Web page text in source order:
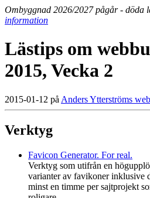
Ombyggnad 2026/2027 pågår - döda
information
Lästips om
2015, Vecka 2
2015-01-12 på Anders Ytterströms
Verktyg
Favicon Generator. For real.
Verktyg som utifrån en
varianter av favikoner inklusive
minst en timme per sajtprojekt